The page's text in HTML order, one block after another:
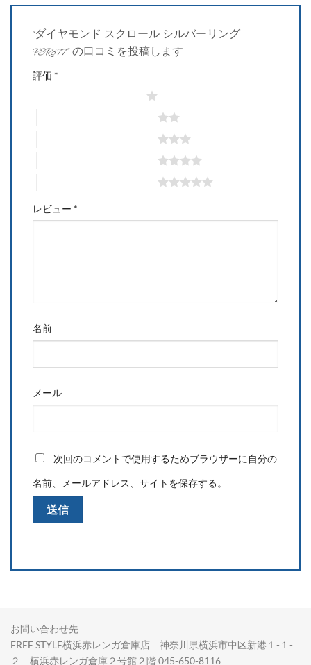
“ダイヤモンド スクロール シルバーリング
FSR877” の口コミを投稿します
評価 *
レビュー *
名前
メール
次回のコメントで使用するためブラウザーに自分の
名前、メールアドレス、サイトを保存する。
お問い合わせ先
FREE STYLE横浜赤レンガ倉庫店 神奈川県横浜市中区新港１-１-
２ 横浜赤レンガ倉庫２号館２階 045-650-8116